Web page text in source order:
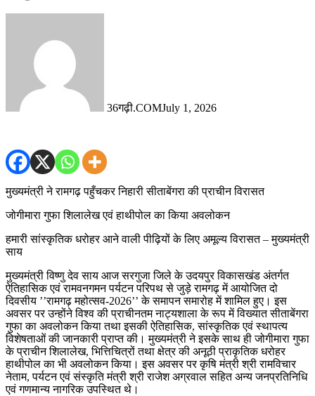
36गढ़ी.COMJuly 1, 2026
मुख्यमंत्री ने रामगढ़ पहुँचकर निहारी सीताबेंगरा की प्राचीन विरासत
जोगीमारा गुफा शिलालेख एवं हाथीपोल का किया अवलोकन
हमारी सांस्कृतिक धरोहर आने वाली पीढ़ियों के लिए अमूल्य विरासत – मुख्यमंत्री
साय
मुख्यमंत्री विष्णु देव साय आज सरगुजा जिले के उदयपुर विकासखंड अंतर्गत
ऐतिहासिक एवं रामवनगमन पर्यटन परिपथ से जुड़े रामगढ़ में आयोजित दो
दिवसीय ’’रामगढ़ महोत्सव-2026’’ के समापन समारोह में शामिल हुए। इस
अवसर पर उन्होंने विश्व की प्राचीनतम नाट्यशाला के रूप में विख्यात सीताबेंगरा
गुफा का अवलोकन किया तथा इसकी ऐतिहासिक, सांस्कृतिक एवं स्थापत्य
विशेषताओं की जानकारी प्राप्त की। मुख्यमंत्री ने इसके साथ ही जोगीमारा गुफा
के प्राचीन शिलालेख, भित्तिचित्रों तथा क्षेत्र की अनूठी प्राकृतिक धरोहर
हाथीपोल का भी अवलोकन किया। इस अवसर पर कृषि मंत्री श्री रामविचार
नेताम, पर्यटन एवं संस्कृति मंत्री श्री राजेश अग्रवाल सहित अन्य जनप्रतिनिधि
एवं गणमान्य नागरिक उपस्थित थे।